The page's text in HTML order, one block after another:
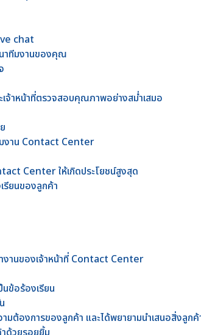
chat
าทีมงานของคุณ
จ้าหน้าที่ตรวจสอบคุณภาพอย่างสม่ำเสมอ
งาน Contact Center
Center ให้เกิดประโยชน์สูงสุด
รียนของลูกค้า
ำงานของเจ้าหน้าที่ Contact Center
ข้อร้องเรียน
ามต้องการของลูกค้า และได้พยายามนำเสนอสิ่งลูก